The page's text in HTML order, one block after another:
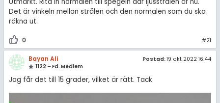
Det är vinkeln mellan strålen och den normalen som du ska
räkna ut.
0 #21
Bayan Ali
1122 – Fd. Medlem
Postad:19 okt 2022 16:44
Jag får det till 15 grader, vilket är rätt. Tack